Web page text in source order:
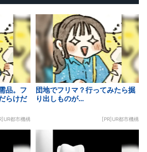
品。フ
らけだ
都市機構
団地でフリマ？行ってみたら掘
り出しものが…
[PR]UR都市機構